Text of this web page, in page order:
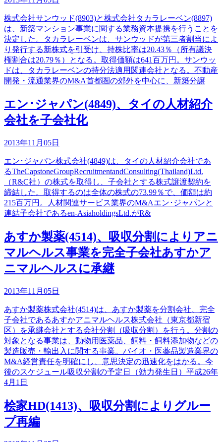
株式会社サンウッド(8903)と株式会社タカラレーベン(8897)
は、新築マンション事業に関する業務資本提携を行うことを
決定した。タカラレーベンは、サンウッドが第三者割当によ
り発行する新株式を引受け、持株比率は20.43％（所有議決
権割合は20.79％）となる。取得価額は641百万円。サンウッ
ドは、タカラレーベンの持分法適用関連会社となる。不動産
開発・流通業界のM&A首都圏の郊外を中心に、新築分譲
エン･ジャパン(4849)、タイの人材紹介
会社を子会社化
2013年11月05日
エン･ジャパン株式会社(4849)は、タイの人材紹介会社であ
るTheCapstoneGroupRecruitmentandConsulting(Thailand)Ltd.
（R&C社）の株式を取得し、子会社とする株式譲渡契約を
締結した。取得するのは全体の株式の73.99％で、価額は約
215百万円。人材関連サービス業界のM&Aエン･ジャパンと
連結子会社であるen-AsiaholdingsLtd.がR&
あすか製薬(4514)、吸収分割によりアニ
マルヘルス事業を完全子会社あすかア
ニマルヘルスに承継
2013年11月05日
あすか製薬株式会社(4514)は、あすか製薬を分割会社、完全
子会社であるあすかアニマルヘルス株式会社（東京都新宿
区）を承継会社とする会社分割（吸収分割）を行う。分割の
対象となる事業は、動物用医薬品、飼料・飼料添加物などの
製造販売・輸出入に関する事業。バイオ・医薬品製造業界の
M&A経営責任を明確にし、意思決定の迅速化をはかる。今
後のスケジュール吸収分割の予定日（効力発生日）平成26年
4月1日
桧家HD(1413)、吸収分割によりグルー
プ再編